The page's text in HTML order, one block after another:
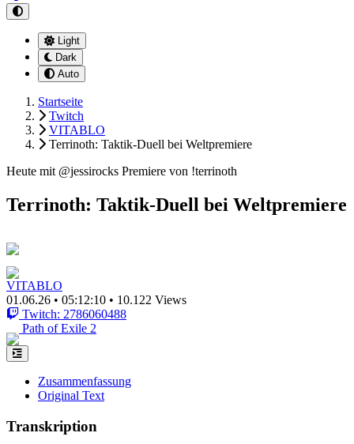
Light
Dark
Auto
Startseite
Twitch
VITABLO
Terrinoth: Taktik-Duell bei Weltpremiere
Heute mit @jessirocks Premiere von !terrinoth
Terrinoth: Taktik-Duell bei Weltpremiere
VITABLO
01.06.26 • 05:12:10 • 10.122 Views
Twitch: 2786060488
Path of Exile 2
Zusammenfassung
Original Text
Transkription